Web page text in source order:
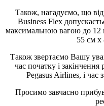
Також, нагадуємо, що
Business Flex
максимальною вагою до 12
55 см х
Також звертаємо Вашу
час початку і закінчення
Pegasus Airlines, і час
Просимо завчасно